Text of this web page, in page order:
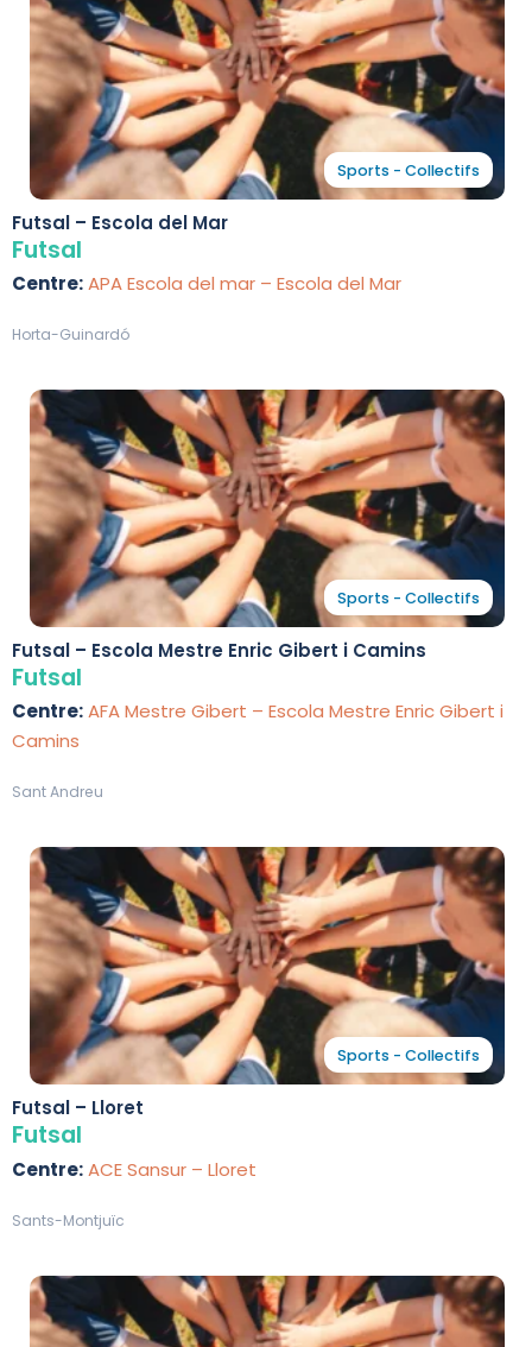
Sports - Collectifs
Futsal – Escola del Mar
Futsal
Centre:APA Escola del mar – Escola del Mar
Horta-Guinardó
Sports - Collectifs
Futsal – Escola Mestre Enric Gibert i Camins
Futsal
Centre:AFA Mestre Gibert – Escola Mestre Enric Gibert i
Camins
Sant Andreu
Sports - Collectifs
Futsal – Lloret
Futsal
Centre:ACE Sansur – Lloret
Sants-Montjuïc